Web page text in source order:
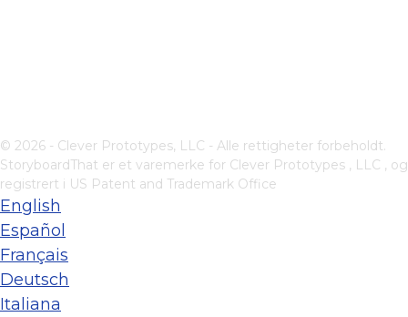
© 2026 - Clever Prototypes, LLC - Alle rettigheter forbeholdt.
StoryboardThat er et varemerke for Clever Prototypes , LLC , og
registrert i US Patent and Trademark Office
English
Español
Français
Deutsch
Italiana